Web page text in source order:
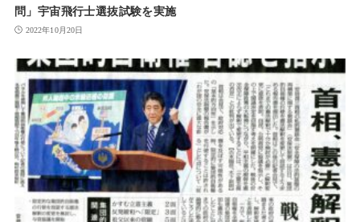
問」宇宙飛行士選抜試験を実施
2022年10月20日